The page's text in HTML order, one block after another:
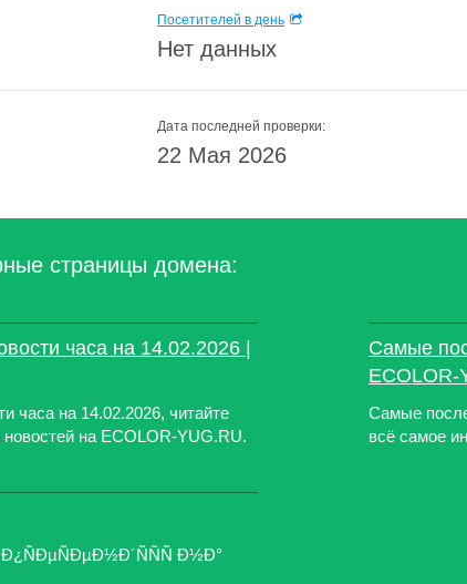
Посетителей в день
Нет данных
Дата последней проверки:
22 Мая 2026
страницы домена:
часа на 14.02.2026 |
часа на 14.02.2026, читайте
на ECOLOR-YUG.RU.
Ð½Ð°
Самые
ECOLOR-
Самые
всё самое